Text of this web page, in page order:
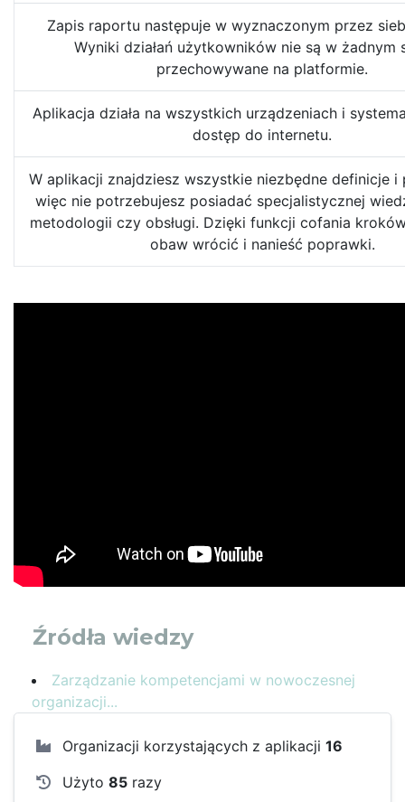
Zapis raportu następuje w wyznaczonym przez
Wyniki działań użytkowników nie są w żadnym
przechowywane na platformie.
Aplikacja działa na wszystkich urządzeniach i
dostęp do internetu.
W aplikacji znajdziesz wszystkie niezbędne definicje i
więc nie potrzebujesz posiadać specjalistycznej
metodologii czy obsługi. Dzięki funkcji cofania
obaw wrócić i nanieść poprawki.
Źródła wiedzy
Zarządzanie kompetencjami w nowoczesnej
organizacji...
Organizacji korzystających z aplikacji 16
Użyto 85 razy